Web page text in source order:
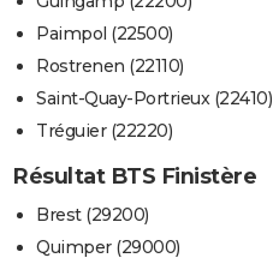
Paimpol (22500)
Rostrenen (22110)
Saint-Quay-Portrieux (22410)
Tréguier (22220)
Résultat BTS Finistère
Brest (29200)
Quimper (29000)